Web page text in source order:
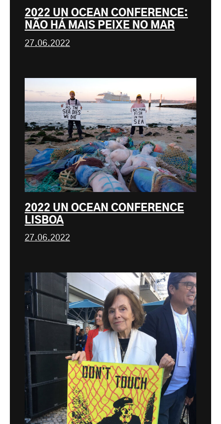
2022 UN OCEAN CONFERENCE:
NÃO HÁ MAIS PEIXE NO MAR
27.06.2022
2022 UN OCEAN CONFERENCE
LISBOA
27.06.2022